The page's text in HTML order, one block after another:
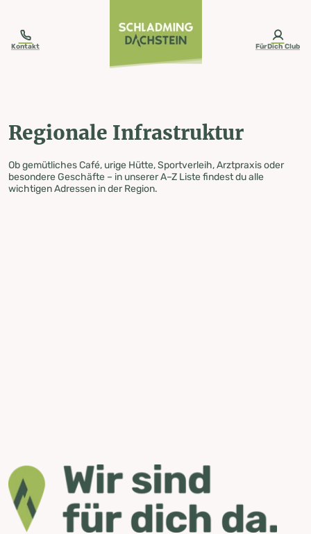
Kontakt FürDich Club
Regionale Infrastruktur
Ob gemütliches Café, urige Hütte, Sportverleih, Arztpraxis oder
besondere Geschäfte – in unserer A–Z Liste findest du alle
wichtigen Adressen in der Region.